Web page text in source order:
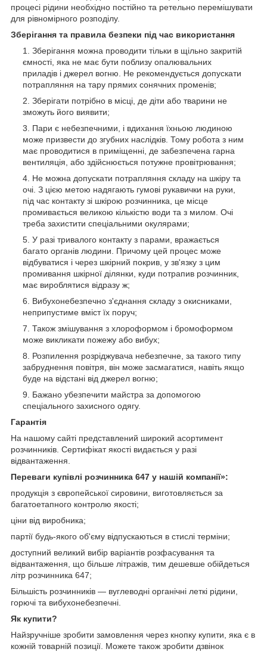
процесі рідини необхідно постійно та ретельно перемішувати
для рівномірного розподілу.
Зберігання та правила безпеки під час використання
Зберігання можна проводити тільки в щільно закритій
ємності, яка не має бути поблизу опалювальних
приладів і джерел вогню. Не рекомендується допускати
потрапляння на тару прямих сонячних променів;
Зберігати потрібно в місці, де діти або тварини не
зможуть його виявити;
Пари є небезпечними, і вдихання їхньою людиною
може призвести до згубних наслідків. Тому робота з ним
має проводитися в приміщенні, де забезпечена гарна
вентиляція, або здійснюється потужне провітрювання;
Не можна допускати потрапляння складу на шкіру та
очі. З цією метою надягають гумові рукавички на руки,
під час контакту зі шкірою розчинника, це місце
промивається великою кількістю води та з милом. Очі
треба захистити спеціальними окулярами;
У разі тривалого контакту з парами, вражається
багато органів людини. Причому цей процес може
відбуватися і через шкірний покрив, у зв'язку з цим
промивання шкірної ділянки, куди потрапив розчинник,
має вироблятися відразу ж;
Вибухонебезпечно з'єднання складу з окисниками,
неприпустиме вміст їх поруч;
Також змішування з хлороформом і бромоформом
може викликати пожежу або вибух;
Розпилення розріджувача небезпечне, за такого типу
забруднення повітря, він може засмагатися, навіть якщо
буде на відстані від джерел вогню;
Бажано убезпечити майстра за допомогою
спеціального захисного одягу.
Гарантія
На нашому сайті представлений широкий асортимент
розчинників. Сертифікат якості видається у разі
відвантаження.
Переваги купівлі розчинника 647 у нашій компанії»:
продукція з європейської сировини, виготовляється за
багатоетапного контролю якості;
ціни від виробника;
партії будь-якого об'єму відпускаються в стислі терміни;
доступний великий вибір варіантів розфасування та
відвантаження, що більше літражів, тим дешевше обійдеться
літр розчинника 647;
Більшість розчинників — вуглеводні органічні леткі рідини,
горючі та вибухонебезпечні.
Як купити?
Найзручніше зробити замовлення через кнопку купити, яка є в
кожній товарній позиції. Можете також зробити дзвінок